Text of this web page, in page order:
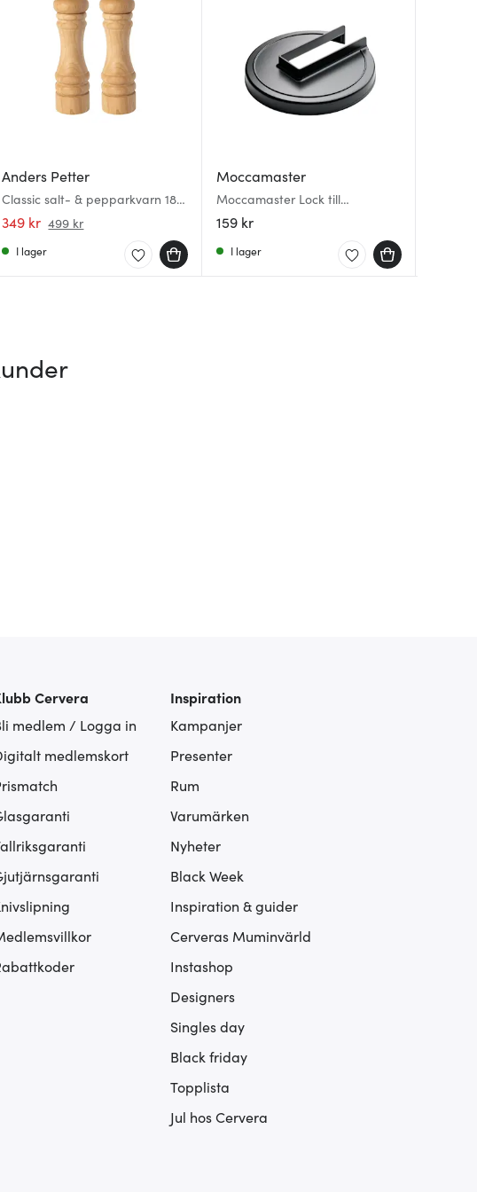
Anders Petter
Classic salt- & pepparkvarn 18
cm 2 delar natur
349 kr 499 kr
I lager
Moccamaster
Moccamaster Lock till
filterhållare
159 kr
I lager
Cervera
medlem / Logga in
medlemskort
Inspiration
Kampanjer
Presenter
Rum
Varumärken
Nyheter
Black Week
Inspiration & guider
Cerveras Muminvärld
Instashop
Designers
Singles day
Black friday
Topplista
Jul hos Cervera